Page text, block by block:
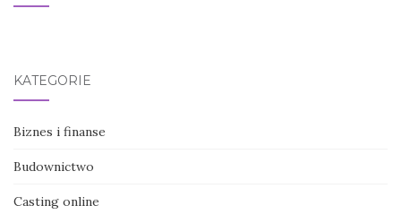
KATEGORIE
Biznes i finanse
Budownictwo
Casting online